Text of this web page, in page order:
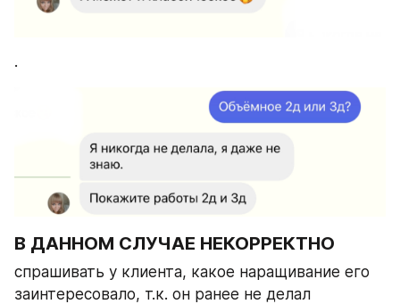
.
В ДАННОМ СЛУЧАЕ НЕКОРРЕКТНО
спрашивать у клиента, какое наращивание его
заинтересовало, т.к. он ранее не делал